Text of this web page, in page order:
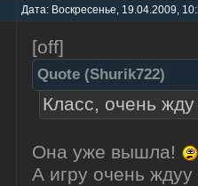
Дата: Воскресенье, 19.04.2009,
[off]
Quote (Shurik722)
Класс, очень
Она уже вышла!
А игру очень